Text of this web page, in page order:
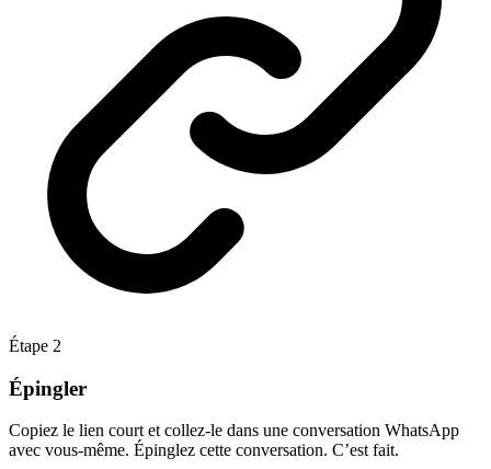
Étape 2
Épingler
Copiez le lien court et collez-le dans une conversation WhatsApp
avec vous-même. Épinglez cette conversation. C’est fait.